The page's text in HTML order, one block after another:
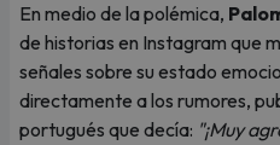
En medio de la polémica,
de historias en Instagram que
señales sobre su estado
directamente a los rumores,
portugués que decía: "¡Muy